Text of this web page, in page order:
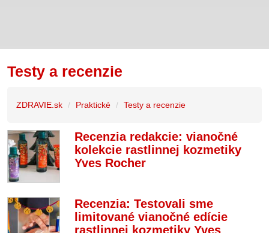
Testy a recenzie
ZDRAVIE.sk Praktické Testy a recenzie
Recenzia redakcie: vianočné
kolekcie rastlinnej kozmetiky
Yves Rocher
Recenzia: Testovali sme
limitované vianočné edície
rastlinnej kozmetiky Yves